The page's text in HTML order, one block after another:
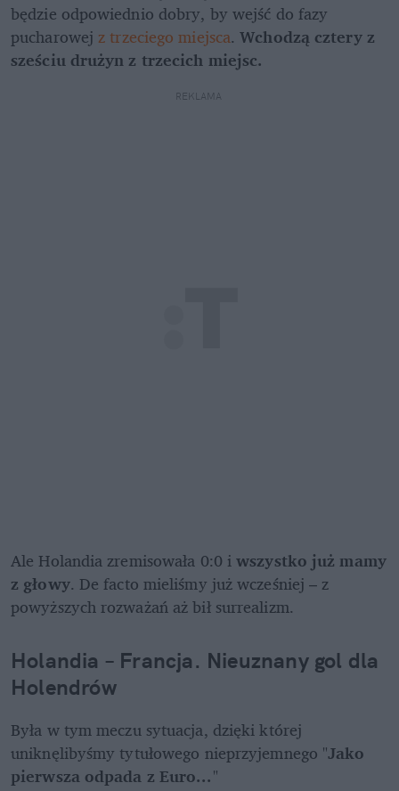
będzie odpowiednio dobry, by wejść do fazy
pucharowej z trzeciego miejsca. Wchodzą cztery z
sześciu drużyn z trzecich miejsc.
REKLAMA
Ale Holandia zremisowała 0:0 i wszystko już mamy
z głowy. De facto mieliśmy już wcześniej – z
powyższych rozważań aż bił surrealizm.
Holandia – Francja. Nieuznany gol dla
Holendrów
Była w tym meczu sytuacja, dzięki której
uniknęlibyśmy tytułowego nieprzyjemnego "Jako
pierwsza odpada z Euro..."